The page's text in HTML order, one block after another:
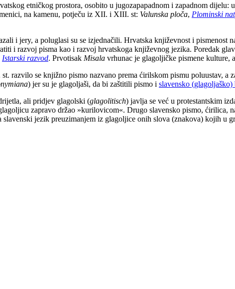
etničkog prostora, osobito u jugozapapadnom i zapadnom
na kamenu, potječu iz XII. i XIII. st: Valunska ploča, Plominski
i jery, a poluglasi su se izjednačili. Hrvatska književnost i
i razvoj pisma kao i razvoj hrvatskoga književnog jezika. Poredak
Istarski razvod. Prvotisak Misala vrhunac je glagoljičke pismene kulture,
razvilo se knjižno pismo nazvano prema ćirilskom pismu poluustav,
) jer su je glagoljaši, da bi zaštitili pismo i slavensko (glagoljaško)
ali pridjev glagolski (glagolitisch) javlja se već u protestantskim
zapravo držao »kurilovicom«. Drugo slavensko pismo,
slavenski jezik preuzimanjem iz glagoljice onih slova (znakova) kojih u